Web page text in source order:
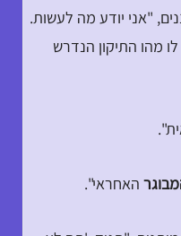
"אני יודע מה לעשות.
מהו התיקון הנדרש
האחראי".